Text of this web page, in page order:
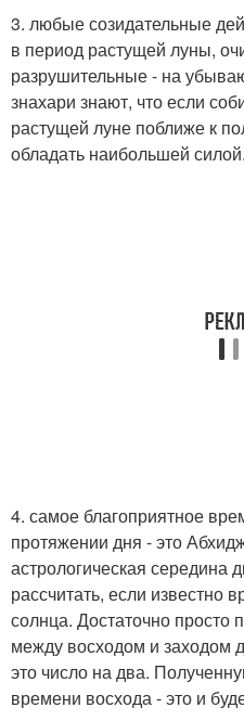
3. любые созидательные
в период растущей луны,
разрушительные - на
знахари знают, что если
растущей луне поближе к
обладать наибольшей силой.
4. самое благоприятное
протяжении дня - это
астрологическая середина
рассчитать, если известно
солнца. Достаточно просто
между восходом и заходом
это число на два.
времени восхода - это и